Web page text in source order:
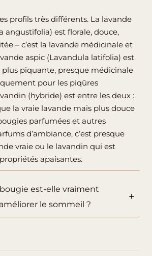
profils très différents. La lavande
angustifolia) est florale, douce,
– c’est la lavande médicinale et
aspic (Lavandula latifolia) est
plus piquante, presque médicinale
pour les piqûres
(hybride) est entre les deux :
la vraie lavande mais plus douce
parfumées et autres
d’ambiance, c’est presque
vraie ou le lavandin qui est
apaisantes.
est-elle vraiment
le sommeil ?